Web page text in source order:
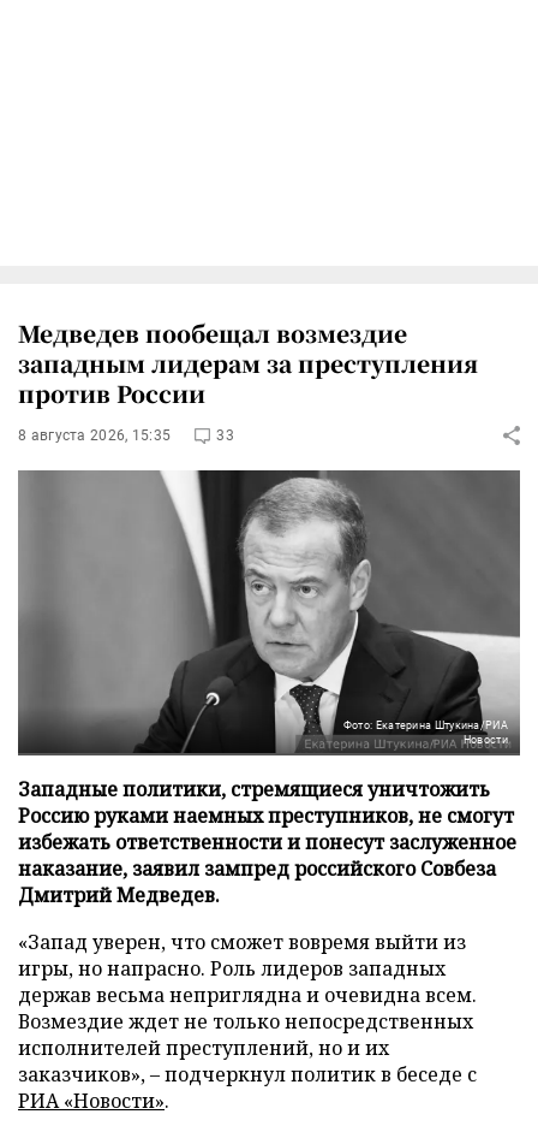
Медведев пообещал возмездие
западным лидерам за преступления
против России
8 августа 2026, 15:35 33
Фото: Екатерина Штукина/РИА
Новости
Западные политики, стремящиеся уничтожить
Россию руками наемных преступников, не смогут
избежать ответственности и понесут заслуженное
наказание, заявил зампред российского Совбеза
Дмитрий Медведев.
«Запад уверен, что сможет вовремя выйти из
игры, но напрасно. Роль лидеров западных
держав весьма неприглядна и очевидна всем.
Возмездие ждет не только непосредственных
исполнителей преступлений, но и их
заказчиков», – подчеркнул политик в беседе с
РИА «Новости».